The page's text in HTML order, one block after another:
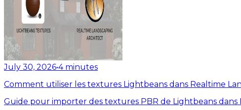
July 30, 2026•4 minutes
Comment utiliser les textures Lightbeans dans Realtime
Guide pour importer des textures PBR de Lightbeans dans